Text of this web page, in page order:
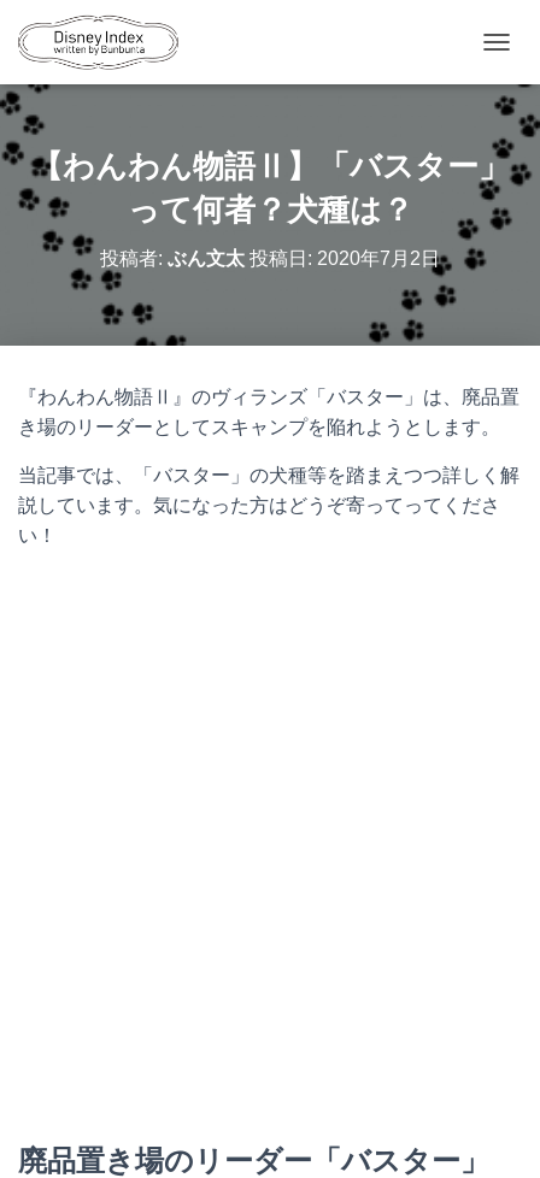
ビ
ゲ
シ
ン
を
【わんわん物語Ⅱ】「バスター」
って何者？犬種は？
投稿者: ぶん文太 投稿日: 2020年7月2日
『わんわん物語Ⅱ』のヴィランズ「バスター」は、廃品置
き場のリーダーとしてスキャンプを陥れようとします。
当記事では、「バスター」の犬種等を踏まえつつ詳しく解
説しています。気になった方はどうぞ寄ってってくださ
い！
廃品置き場のリーダー「バスター」